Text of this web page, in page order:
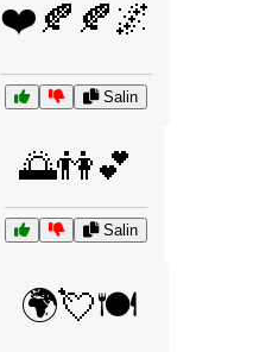
❤️🍂🍂🌌
Salin
🌅👫💕
Salin
🌍💘🍽️